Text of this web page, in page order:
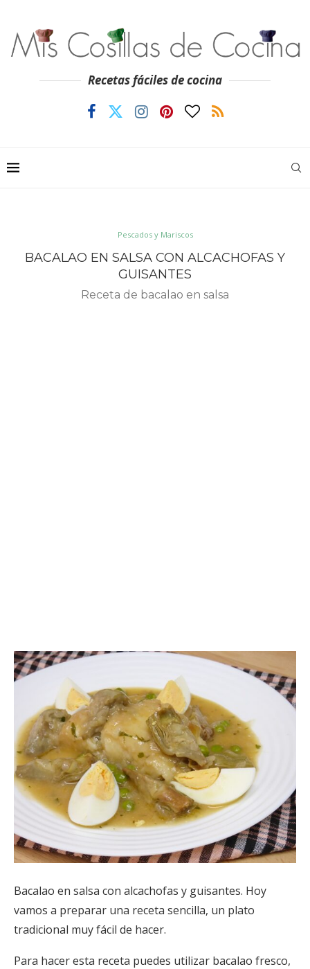
Recetas fáciles de cocina
Pescados y Mariscos
BACALAO EN SALSA CON ALCACHOFAS Y
GUISANTES
Receta de bacalao en salsa
Bacalao en salsa con alcachofas y guisantes. Hoy
vamos a preparar una receta sencilla, un plato
tradicional muy fácil de hacer.
Para hacer esta receta puedes utilizar bacalao fresco,